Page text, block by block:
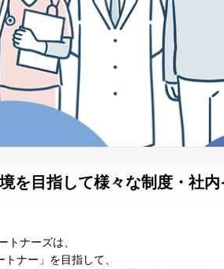
を目指して様々な制度・社
トナーズは、
トナー」を目指して、